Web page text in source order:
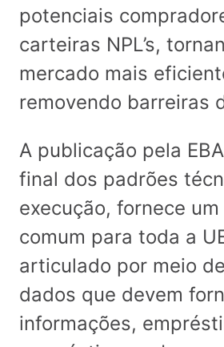
potenciais
carteiras NPL’s,
mercado mais
removendo barreiras
A publicação pela
final dos padrões
execução, fornece
comum para toda a
articulado por meio
dados que devem
informações,